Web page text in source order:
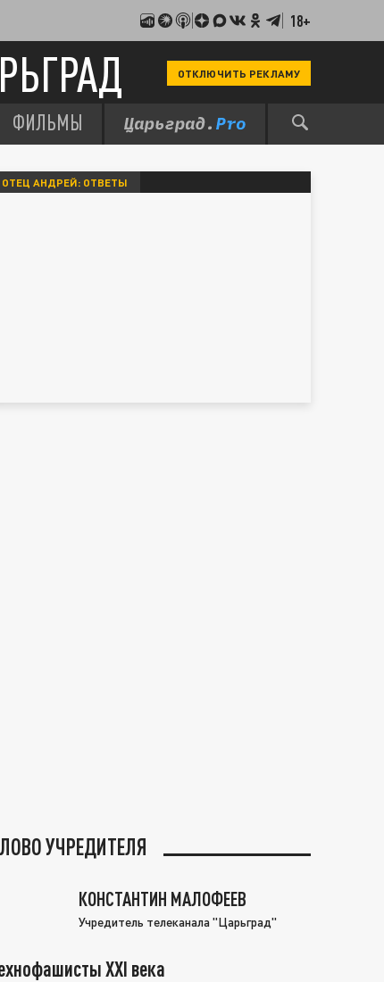
18+
ОТКЛЮЧИТЬ РЕКЛАМУ
ФИЛЬМЫ
ОТЕЦ АНДРЕЙ: ОТВЕТЫ
УЧРЕДИТЕЛЯ
КОНСТАНТИН МАЛОФЕЕВ
Учредитель телеканала "Царьград"
XXI века